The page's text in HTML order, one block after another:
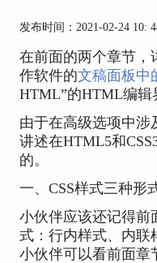
发布时间：2021-02-24 10:
在前面的两个章节，
作软件的文稿面板中
HTML”的HTML编辑
由于在高级选项中涉
讲述在HTML5和
的。
一、CSS样式三种形
小伙伴应该还记得前
式：行内样式、内联
小伙伴可以看前面章